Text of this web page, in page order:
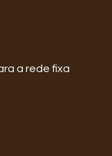
a rede fixa